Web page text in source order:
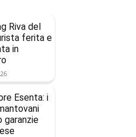
Riva del
ferita e
in
Esenta: i
garanzie